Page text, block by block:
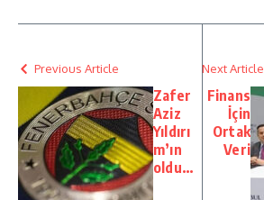
Previous Article
Zafer
Aziz
Yıldırı
m’ın
oldu…
Next Article
Finans
İçin
Ortak
Veri